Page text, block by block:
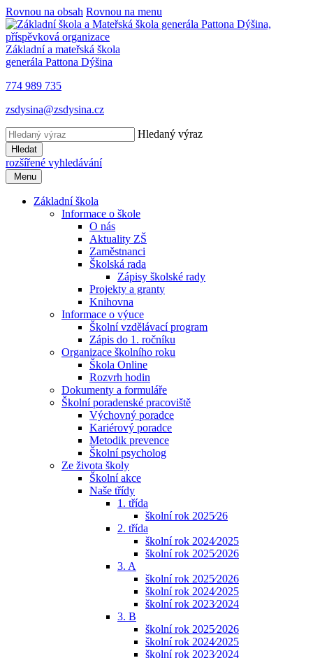
Rovnou na obsah Rovnou na menu
Základní a mateřská škola
generála Pattona Dýšina
774 989 735
zsdysina@zsdysina.cz
Hledaný výraz
Hledat
rozšířené vyhledávání
Menu
Základní škola
Informace o škole
O nás
Aktuality ZŠ
Zaměstnanci
Školská rada
Zápisy školské rady
Projekty a granty
Knihovna
Informace o výuce
Školní vzdělávací program
Zápis do 1. ročníku
Organizace školního roku
Škola Online
Rozvrh hodin
Dokumenty a formuláře
Školní poradenské pracoviště
Výchovný poradce
Kariérový poradce
Metodik prevence
Školní psycholog
Ze života školy
Školní akce
Naše třídy
1. třída
školní rok 2025⁄26
2. třída
školní rok 2024⁄2025
školní rok 2025⁄2026
3. A
školní rok 2025⁄2026
školní rok 2024⁄2025
školní rok 2023⁄2024
3. B
školní rok 2025⁄2026
školní rok 2024⁄2025
školní rok 2023⁄2024